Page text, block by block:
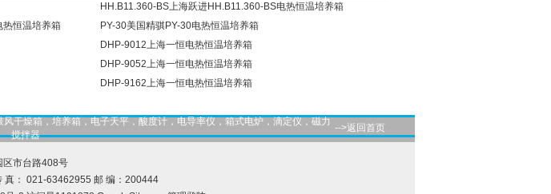
HH.B11.360-BS上海跃进HH.B11.360-BS电热恒温培养箱
恒温培养箱
PY-30美国精骐PY-30电热恒温培养箱
DHP-9012上海一恒电热恒温培养箱
DHP-9052上海一恒电热恒温培养箱
DHP-9162上海一恒电热恒温培养箱
干燥箱，培养箱，电子天平，酸度计，电导率仪，箱式电炉，滴定仪，磁力
搅拌器
-->返回首页
区市台路408号
真： 021-63462955 邮 编：200444